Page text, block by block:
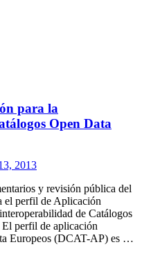
para la
Open Data
2013
y revisión pública del
el perfil de Aplicación
de Catálogos
perfil de aplicación
Europeos (DCAT-AP) es …